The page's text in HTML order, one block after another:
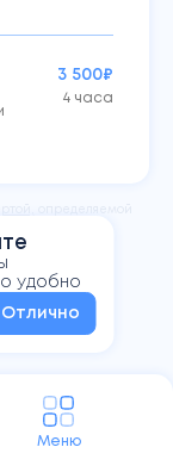
3 500₽
4 часа
Меню
удобно
Отлично